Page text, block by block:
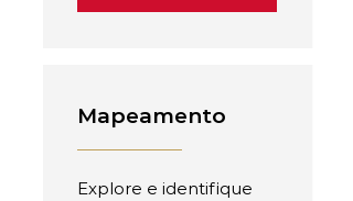
Mapeamento
Explore e identifique